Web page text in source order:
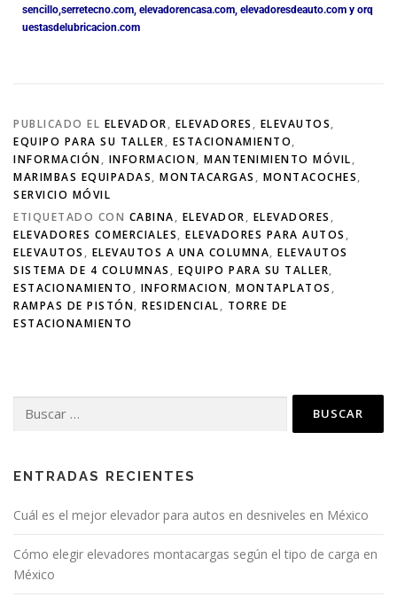
sencillo,serretecno.com, elevadorencasa.com, elevadoresdeauto.com y orq
uestasdelubricacion.com
PUBLICADO EL ELEVADOR, ELEVADORES , ELEVAUTOS,
EQUIPO PARA SU TALLER, ESTACIONAMIENTO,
INFORMACIÓN, INFORMACION, MANTENIMIENTO MÓVIL,
MARIMBAS EQUIPADAS, MONTACARGAS , MONTACOCHES,
SERVICIO MÓVIL
ETIQUETADO CON CABINA, ELEVADOR, ELEVADORES ,
ELEVADORES COMERCIALES, ELEVADORES PARA AUTOS ,
ELEVAUTOS , ELEVAUTOS A UNA COLUMNA, ELEVAUTOS
SISTEMA DE 4 COLUMNAS , EQUIPO PARA SU TALLER,
ESTACIONAMIENTO , INFORMACION, MONTAPLATOS ,
RAMPAS DE PISTÓN, RESIDENCIAL, TORRE DE
ESTACIONAMIENTO
ENTRADAS RECIENTES
Cuál es el mejor elevador para autos en desniveles en México
Cómo elegir elevadores montacargas según el tipo de carga en
México